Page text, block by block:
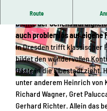
© Dresden Information GmbH
© Dresden Information GmbH
Route
Dresden ist der strahlende
Dichte der
auch problemlos auf eigene
In Dresden trifft klassischer
bildet den wundervollen
Gäste in die Elbestadt zieht.
unter anderem Heinrich von
Richard Wagner, Gret
Gerhard Richter. Allein das